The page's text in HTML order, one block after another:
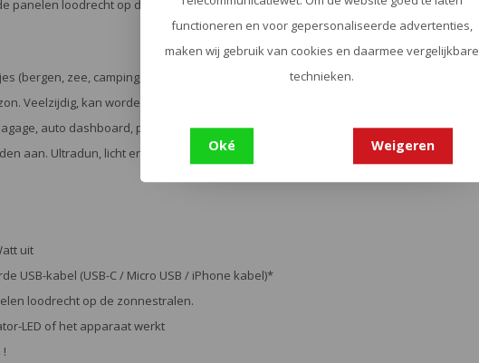
panelen loodrecht op de zonnestralen richten en stabiliseren.
(bergen, zee, camping, ...) om uw elektrische apparaten opgeladen te
Veelzijdig, kan worden bevestigd of opgehangen met karabijnhaken,
auto dashboard, paddle board, enz. Het robuuste en waterdichte
aan. Ultradun, licht en compact, kan het overal mee naartoe worden
uit
USB-kabel (USB-C / Micro USB / iPhone kabel)*
loodrecht op de zonnestralen.
LED of het apparaat werkt
functioneren en voor gepersonaliseerde advertenties,
maken wij gebruik van cookies en daarmee vergelijkbare
technieken.
Oké Weigeren